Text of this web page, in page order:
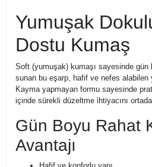
Yumuşak
Dostu Kumaş
Soft (yumuşak) kumaşı sayesinde gün
sunan bu eşarp, hafif ve nefes alabilen
Kayma yapmayan formu sayesinde
içinde sürekli düzeltme ihtiyacını
Gün Boyu Rahat
Avantajı